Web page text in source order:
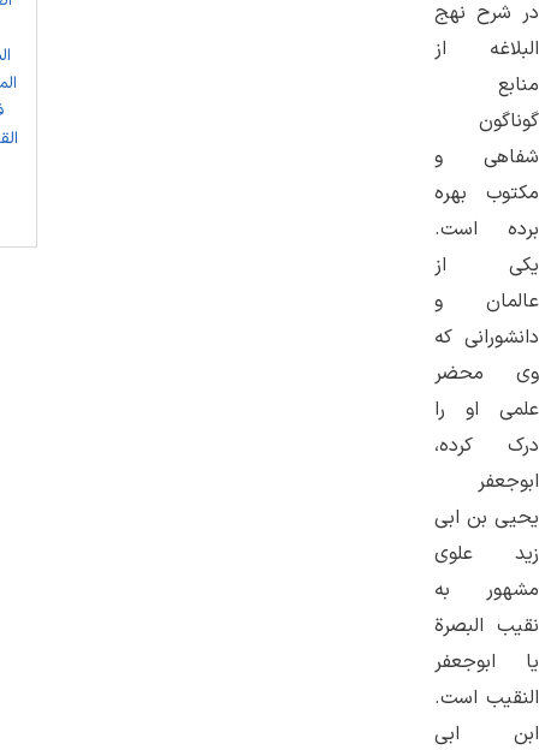
در شرح نهج
البلاغه از
منابع
گوناگون
شفاهی و
مکتوب بهره
برده است.
یکی از
عالمان و
دانشورانی که
وی محضر
علمی او را
درک کرده،
ابوجعفر
یحیی بن ابی
زید علوی
مشهور به
نقیب البصرة
یا ابوجعفر
النقیب است.
ابن ابی